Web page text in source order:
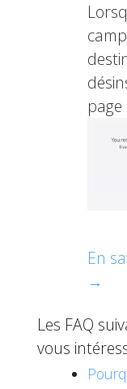
En
→
Les FAQ
vous